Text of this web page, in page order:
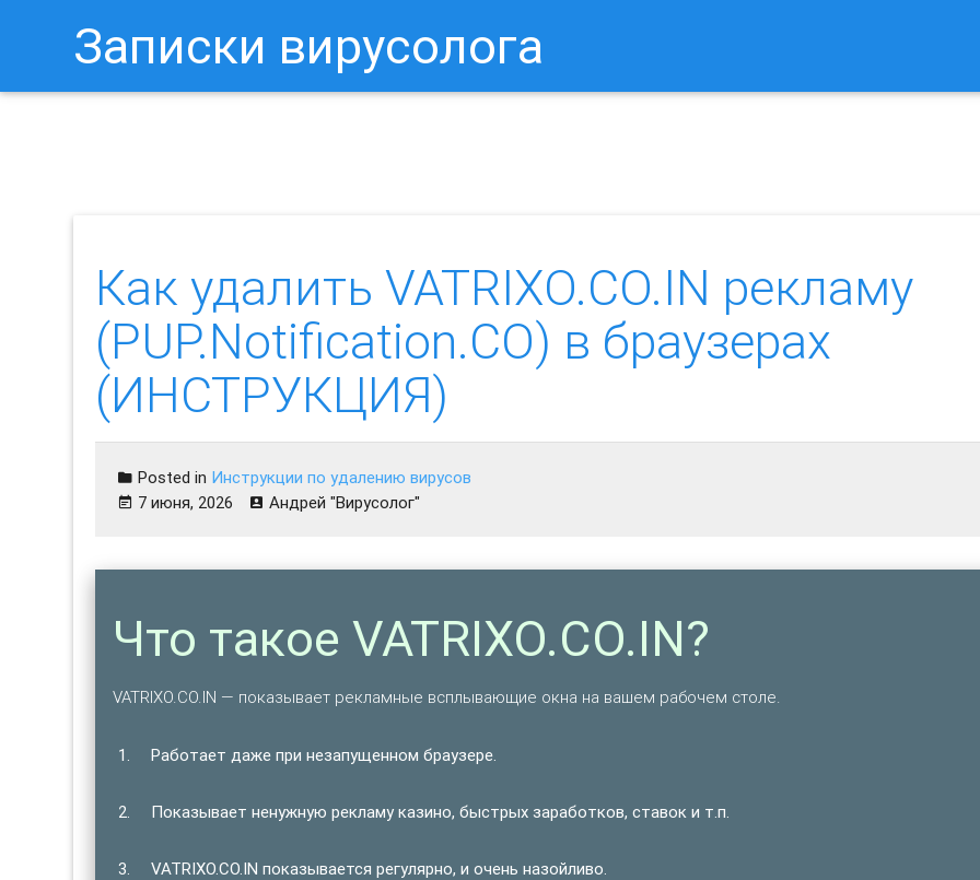
Записки вирусолога
Как удалить VATRIXO.CO.IN рекламу
(PUP.Notification.CO) в браузерах
(ИНСТРУКЦИЯ)
Posted in Инструкции по удалению вирусов
7 июня, 2026
Андрей "Вирусолог"
Что такое VATRIXO.CO.IN?
VATRIXO.CO.IN — показывает рекламные всплывающие окна на вашем рабочем столе.
Работает даже при незапущенном браузере.
Показывает ненужную рекламу казино, быстрых заработков, ставок и т.п.
VATRIXO.CO.IN показывается регулярно, и очень назойливо.